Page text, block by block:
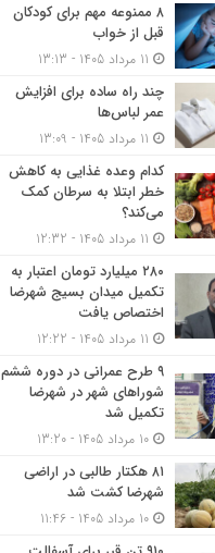
۸ ممنوعه مهم برای کودکان
قبل از خواب
چند راه ساده برای افزایش
عمر لباس‌ها
کدام وعده غذایی به کاهش
خطر ابتلا به سرطان کمک
می‌کند؟
۲۸۰ میلیارد تومان اعتبار به
تکمیل میدان بسیج شهرضا
اختصاص یافت
۹ طرح عمرانی در دوره ششم
شوراهای شهر در شهرضا
تکمیل شد
۸۱ هکتار طالبی در اراضی
شهرضا کشت شد